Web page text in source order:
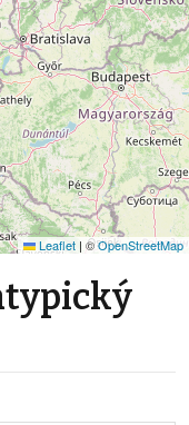
Leaflet | ©OpenStreetMap